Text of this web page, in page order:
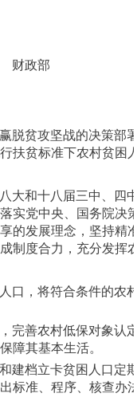
财政部
脱贫攻坚战的决策
扶贫标准下农村贫困
大和十八届三中、
实党中央、国务院决
的发展理念，坚持
制度合力，充分发
口，将符合条件的
完善农村低保对象
障其基本生活。
建档立卡贫困人口
标准、程序、核查办